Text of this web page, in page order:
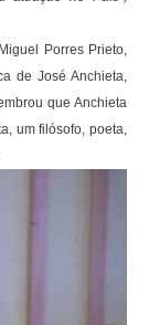
Porres Prieto,
de José Anchieta,
que Anchieta
um filósofo, poeta,